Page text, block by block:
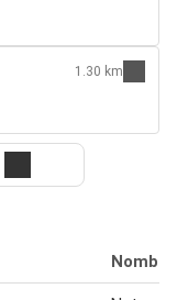
1.30 km
Nombre